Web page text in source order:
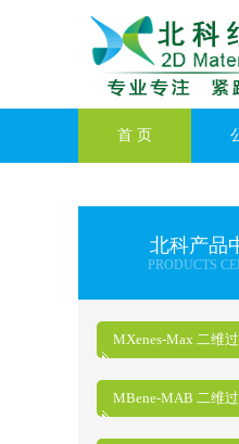
首 页
北科产品
PRODUCTS
MXenes-Max 二维
化物
MBene-MAB 二维
物